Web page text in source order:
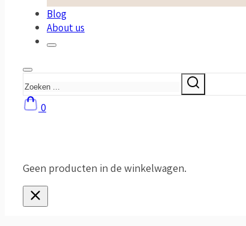
Blog
About us
0
Geen producten in de winkelwagen.